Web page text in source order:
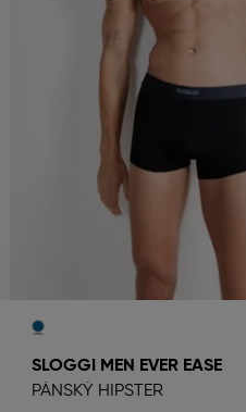
SLOGGI MEN EVER EASE
PÁNSKÝ HIPSTER